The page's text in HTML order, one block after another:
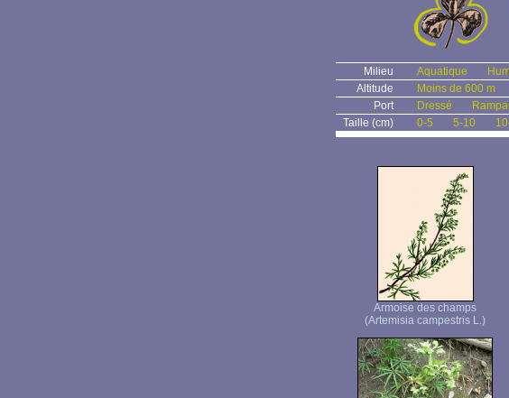
Milieu Aquatique
Altitude
Moins de 600 m
Port
Dressé
Taille (cm)
0-5 5-10
Armoise des champs
(Artemisia campestris L.)